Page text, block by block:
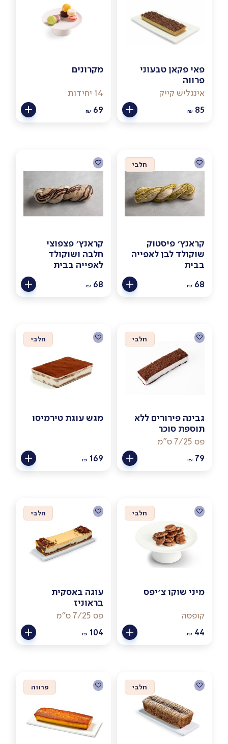
פאי פקאן טבעוני
פרווה
אינגליש קייק
₪ 85
מקרונים
14 יחידות
₪ 69
חלבי
קראנץ׳ פיסטוק
שוקולד לבן לאפייה
בבית
₪ 68
קראנץ׳ פצפוצי
חלבה ושוקולד
לאפייה בבית
₪ 68
חלבי
גבינה פירורים ללא
תוספת סוכר
פס 7/25 ס"מ
₪ 79
חלבי
מגש עוגת טירמיסו
₪ 169
חלבי
מיני שוקו צ׳יפס
קופסה
₪ 44
חלבי
עוגה באסקית
בראוניז
פס 7/25 ס"מ
₪ 104
חלבי פרווה